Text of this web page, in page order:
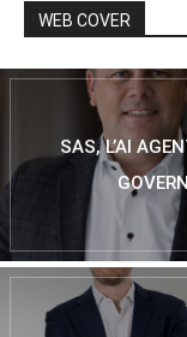
WEB COVER
SAS, L’AI